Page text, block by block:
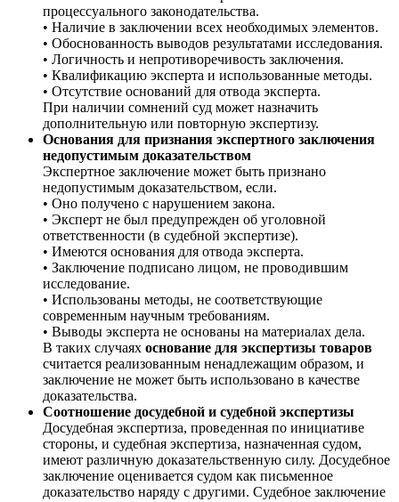
процессуального законодательства.
• Наличие в заключении всех необходимых элементов.
• Обоснованность выводов результатами исследования.
• Логичность и непротиворечивость заключения.
• Квалификацию эксперта и использованные методы.
• Отсутствие оснований для отвода эксперта.
При наличии сомнений суд может назначить
дополнительную или повторную экспертизу.
Основания для признания экспертного заключения
недопустимым доказательством
Экспертное заключение может быть признано
недопустимым доказательством, если.
• Оно получено с нарушением закона.
• Эксперт не был предупрежден об уголовной
ответственности (в судебной экспертизе).
• Имеются основания для отвода эксперта.
• Заключение подписано лицом, не проводившим
исследование.
• Использованы методы, не соответствующие
современным научным требованиям.
• Выводы эксперта не основаны на материалах дела.
В таких случаях основание для экспертизы товаров
считается реализованным ненадлежащим образом, и
заключение не может быть использовано в качестве
доказательства.
Соотношение досудебной и судебной экспертизы
Досудебная экспертиза, проведенная по инициативе
стороны, и судебная экспертиза, назначенная судом,
имеют различную доказательственную силу. Досудебное
заключение оценивается судом как письменное
доказательство наряду с другими. Судебное заключение